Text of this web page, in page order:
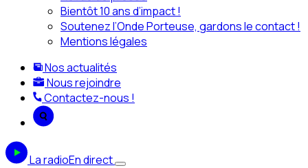
Bientôt 10 ans d’impact !
Soutenez l’Onde Porteuse, gardons le contact !
Mentions légales
Nos actualités
Nous rejoindre
Contactez-nous !
La radioEn direct